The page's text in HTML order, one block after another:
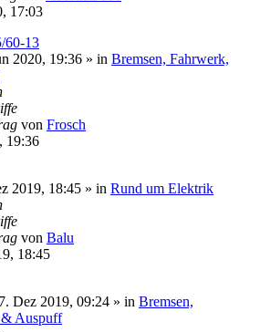
17:03
60-13
2020, 19:36 » in Bremsen, Fahrwerk,
von Frosch
19:36
2019, 18:45 » in Rund um Elektrik
von Balu
18:45
Dez 2019, 09:24 » in Bremsen,
Auspuff